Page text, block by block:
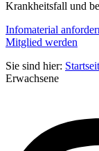
Krankheitsfall und
Infomaterial
Mitglied werden
Sie sind hier:
Erwachsene